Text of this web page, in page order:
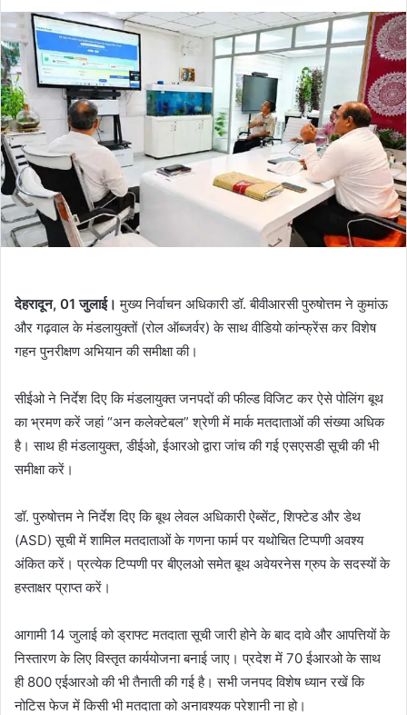
email
देहरादून, 01 जुलाई। मुख्य निर्वाचन अधिकारी डॉ. बीवीआरसी पुरुषोत्तम ने कुमांऊ
और गढ़वाल के मंडलायुक्तों (रोल ऑब्जर्वर) के साथ वीडियो कांन्फ्रेंस कर विशेष
गहन पुनरीक्षण अभियान की समीक्षा की।
सीईओ ने निर्देश दिए कि मंडलायुक्त जनपदों की फील्ड विजिट कर ऐसे पोलिंग बूथ
का भ्रमण करें जहां “अन कलेक्टेबल” श्रेणी में मार्क मतदाताओं की संख्या अधिक
है। साथ ही मंडलायुक्त, डीईओ, ईआरओ द्वारा जांच की गई एसएसडी सूची की भी
समीक्षा करें।
डॉ. पुरुषोत्तम ने निर्देश दिए कि बूथ लेवल अधिकारी ऐब्सेंट, शिफ्टेड और डेथ
(ASD) सूची में शामिल मतदाताओं के गणना फार्म पर यथोचित टिप्पणी अवश्य
अंकित करें। प्रत्येक टिप्पणी पर बीएलओ समेत बूथ अवेयरनेस ग्रुप के सदस्यों के
हस्ताक्षर प्राप्त करें।
आगामी 14 जुलाई को ड्राफ्ट मतदाता सूची जारी होने के बाद दावे और आपत्तियों के
निस्तारण के लिए विस्तृत कार्ययोजना बनाई जाए। प्रदेश में 70 ईआरओ के साथ
ही 800 एईआरओ की भी तैनाती की गई है। सभी जनपद विशेष ध्यान रखें कि
नोटिस फेज में किसी भी मतदाता को अनावश्यक परेशानी ना हो।